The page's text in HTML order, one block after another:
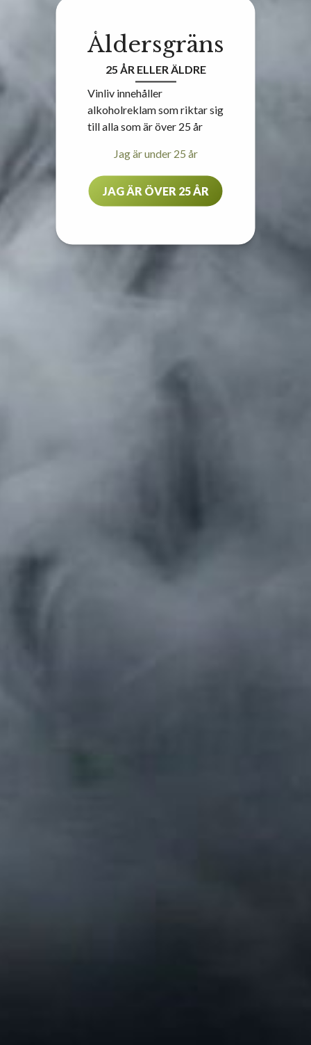
Åldersgräns
25 ÅR ELLER ÄLDRE
Vinliv innehåller
alkoholreklam som riktar sig
till alla som är över 25 år
Jag är under 25 år
JAG ÄR ÖVER 25 ÅR